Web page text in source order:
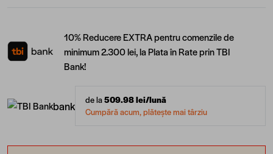
10% Reducere EXTRA pentru comenzile de
minimum 2.300 lei, la Plata în Rate prin TBI
Bank!
bank de la509.98lei/lună
Cumpără acum, plătește mai târziu